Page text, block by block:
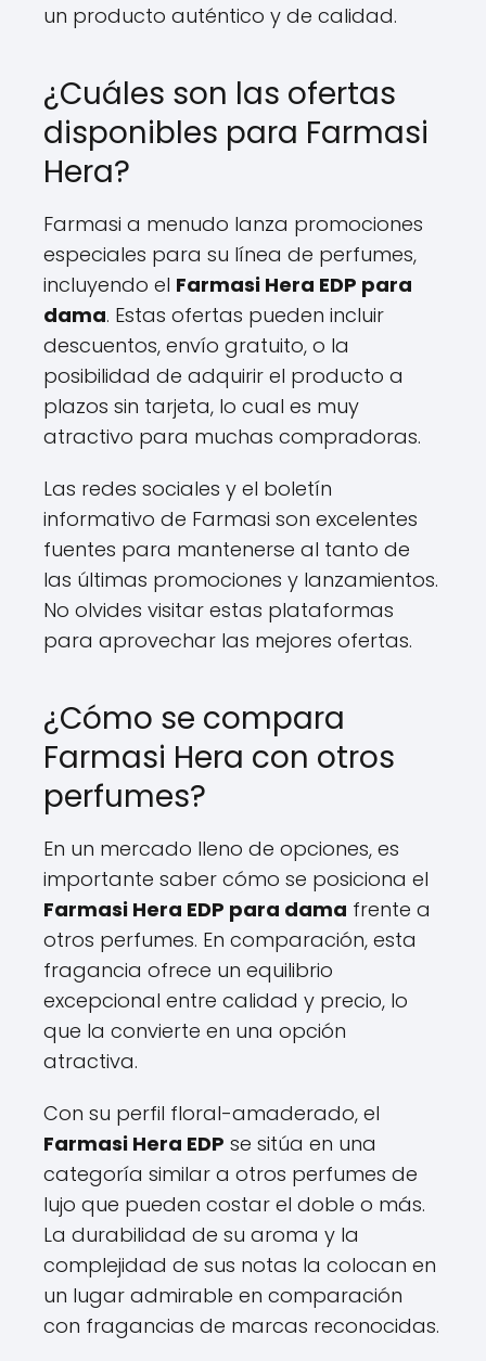
un producto auténtico y de calidad.
¿Cuáles son las ofertas
disponibles para Farmasi
Hera?
Farmasi a menudo lanza promociones
especiales para su línea de perfumes,
incluyendo el Farmasi Hera EDP para
dama. Estas ofertas pueden incluir
descuentos, envío gratuito, o la
posibilidad de adquirir el producto a
plazos sin tarjeta, lo cual es muy
atractivo para muchas compradoras.
Las redes sociales y el boletín
informativo de Farmasi son excelentes
fuentes para mantenerse al tanto de
las últimas promociones y lanzamientos.
No olvides visitar estas plataformas
para aprovechar las mejores ofertas.
¿Cómo se compara
Farmasi Hera con otros
perfumes?
En un mercado lleno de opciones, es
importante saber cómo se posiciona el
Farmasi Hera EDP para dama frente a
otros perfumes. En comparación, esta
fragancia ofrece un equilibrio
excepcional entre calidad y precio, lo
que la convierte en una opción
atractiva.
Con su perfil floral-amaderado, el
Farmasi Hera EDP se sitúa en una
categoría similar a otros perfumes de
lujo que pueden costar el doble o más.
La durabilidad de su aroma y la
complejidad de sus notas la colocan en
un lugar admirable en comparación
con fragancias de marcas reconocidas.